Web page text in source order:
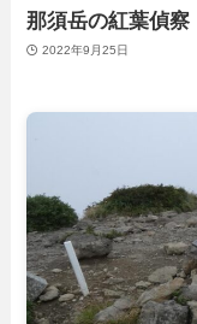
那須岳の紅葉偵察
2022年9月25日